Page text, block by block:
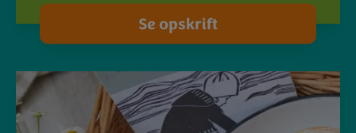
Se opskrift